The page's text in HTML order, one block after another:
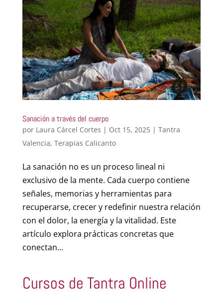
Sanación a través del cuerpo
por Laura Cárcel Cortes | Oct 15, 2025| Tantra
Valencia, Terapias Calicanto
La sanación no es un proceso lineal ni
exclusivo de la mente. Cada cuerpo contiene
señales, memorias y herramientas para
recuperarse, crecer y redefinir nuestra relación
con el dolor, la energía y la vitalidad. Este
artículo explora prácticas concretas que
conectan...
Cursos de Tantra Online